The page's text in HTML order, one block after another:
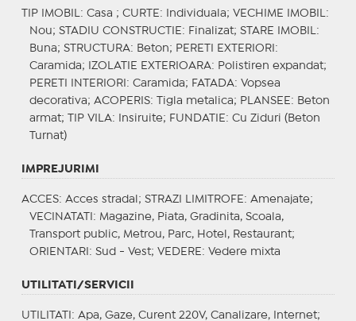
TIP IMOBIL : Casa ; CURTE : Individuala; VECHIME IMOBIL :
Nou; STADIU CONSTRUCTIE : Finalizat; STARE IMOBIL :
Buna; STRUCTURA: Beton; PERETI EXTERIORI :
Caramida;
IZOLATIE EXTERIOARA: Polistiren expandat;
PERETI INTERIORI : Caramida; FATADA: Vopsea
decorativa; ACOPERIS: Tigla metalica; PLANSEE : Beton
armat;
TIP VILA: Insiruite; FUNDATIE : Cu Ziduri (Beton
Turnat)
IMPREJURIMI
ACCES: Acces stradal; STRAZI LIMITROFE : Amenajate;
VECINATATI : Magazine, Piata, Gradinita, Scoala,
Transport public, Metrou, Parc, Hotel, Restaurant;
ORIENTARI : Sud - Vest; VEDERE : Vedere mixta
UTILITATI/SERVICII
UTILITATI : Apa, Gaze, Curent 220V, Canalizare, Internet;